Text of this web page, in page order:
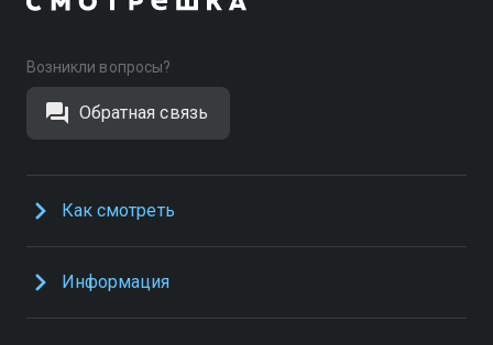
Возникли вопросы?
Обратная связь
Как смотреть
Информация